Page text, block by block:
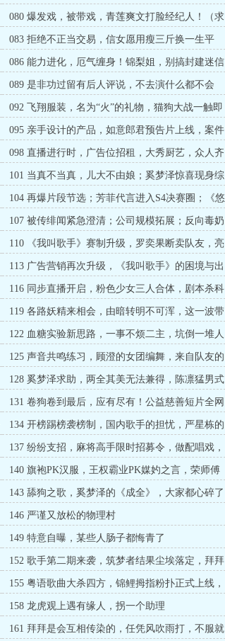
080 爆发戏，被带戏，青莲爽文打脸经纪人！（求
订阅）
083 拒绝不正当交易，信女愿用瘦三斤换一生平
安！（求订阅）
086 能力进化，厄气缠身！锦梨姐，别搞封建迷信
啊（语重心长）
089 是非功过留有后人评说，不去演什么都不会
有，天鼎半日游（1w+）
092 飞翔服装，名为“火”的礼物，猫狗大战一触即
发095 亲手设计的产品，如意郎君预告片上线，案件
推进，风暴即将降临！
098 直播进行时，广告位招租，大秀厨艺，众人齐
聚清风山（8K求月票）
101 当真不当真，儿大不由娘；奚梦泽惊喜现身综
艺；小红薯博主加入战局
104 再爆片段节选；芳菲代言进入S4决赛圈；《悠
闲慢生活》第一期上线
107 被传绯闻紧急澄清；公司规模拓展；反向毒奶
最为致命（8K求月票）
110 《我叫歌手》赛制升级，罗奕果断卖队友，亮
剑行动！（8K求月票）
113 广告营销再次升级，《我叫歌手》的困境与出
路，拥抱苦难带来的成长
116 同步直播开启，粉色少女三人合体，剧本杀科
学速通攻略，摄影师之争
119 各路妖精来相会，由暗转明不可浑，这一波带
飞就是一辈子
122 血糖实验新思路，一事不烦二主，坑倒一堆人
125 声音共鸣练习，顾澄的女团编舞，来自队友的
捣乱
128 奚梦泽求助，两全其美无法兼得，陈凛猛男式
撒娇
131 卷狗卷到最后，应有尽有！公益慈善短片全网
上线！
134 开榜踢榜袭榜制，国内歌手的担忧，严星栋的
癖好，经典越剧舞台出现
137 纷纷支招，麻将高手限时招募令，做配唱戏，
青莲经纪人再度受挫！
140 旗袍PK汉服，王权霸业PK媒妁之言，荣师傅
绿茶震撼登场！（6K
143 舔狗之歌，奚梦泽的《成全》，大家都心碎了
（6K求月票）
146 严谨又放松的物理村
149 特意自曝，某些人肠子都悔青了
152 歌手第二期来袭，筑梦者结果尘埃落定，拜拜
麻姑庙（8K求月票）
155 粤语歌曲大杀四方，锦鲤拇指粉扑正式上线，
带货能力被质疑
158 龙虎观上遇有缘人，拐一个助理
161 拜拜是会互相传染的，任凭风吹雨打，不服就